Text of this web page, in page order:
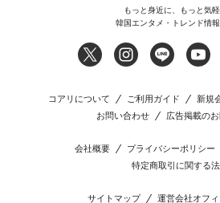
もっと身近に、もっと気軽
韓国エンタメ・トレンド情
コアリについて ご利用ガイド 新規
お問い合わせ
広告掲載の
会社概要 プライバシーポリシー
特定商取引に関する
サイトマップ 運営会社オフ